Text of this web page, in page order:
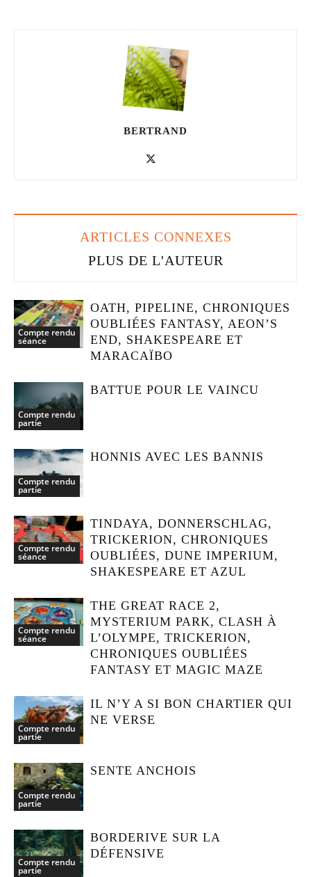
BERTRAND
ARTICLES CONNEXES
PLUS DE L'AUTEUR
Compte rendu
séance
OATH, PIPELINE, CHRONIQUES
OUBLIÉES FANTASY, AEON’S
END, SHAKESPEARE ET
MARACAÏBO
Compte rendu
partie
BATTUE POUR LE VAINCU
Compte rendu
partie
HONNIS AVEC LES BANNIS
Compte rendu
séance
TINDAYA, DONNERSCHLAG,
TRICKERION, CHRONIQUES
OUBLIÉES, DUNE IMPERIUM,
SHAKESPEARE ET AZUL
Compte rendu
séance
THE GREAT RACE 2,
MYSTERIUM PARK, CLASH À
L’OLYMPE, TRICKERION,
CHRONIQUES OUBLIÉES
FANTASY ET MAGIC MAZE
Compte rendu
partie
IL N’Y A SI BON CHARTIER QUI
NE VERSE
Compte rendu
partie
SENTE ANCHOIS
Compte rendu
partie
BORDERIVE SUR LA
DÉFENSIVE